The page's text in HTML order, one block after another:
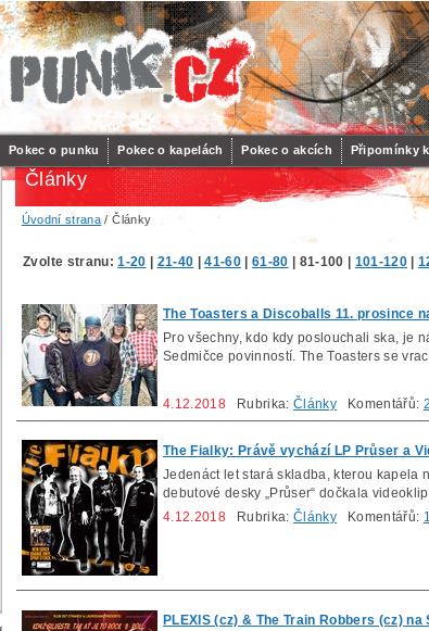
Pokec o punku Pokec o kapelách Pokec o akcích Připomínky
Články
Úvodní strana / Články
Zvolte stranu:1-20 21-40 |41-60| 61-80 81-100 101-120 |
The Toasters a Discoballs 11. prosince
Pro všechny, kdo kdy poslouchali ska, je
Sedmičce povinností. The Toasters se
4.12.2018 Rubrika:Články Komentářů: 2
The Fialky: Právě vychází LP Průser a
Jedenáct let stará skladba, kterou kapela
debutové desky „Průser“ dočkala
4.12.2018 Rubrika:Články Komentářů: 1
PLEXIS (cz) & The Train Robbers (cz) na